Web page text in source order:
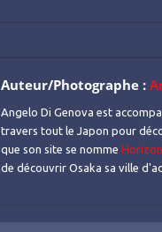
Auteur/Photographe :
Angelo Di Genova est
travers tout le Japon pour
que son site se nomme
de découvrir Osaka sa ville